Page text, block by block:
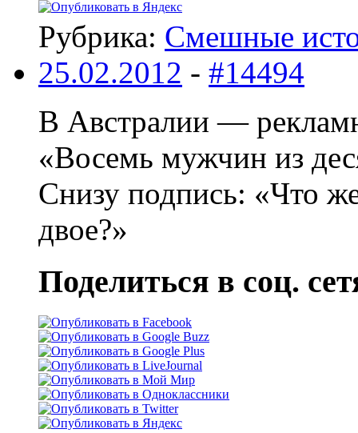
Рубрика: Смешные
25.02.2012 - #14494
В Австралии —
«Восемь мужчин из
Снизу подпись: «Что
двое?»
Поделиться в соц.